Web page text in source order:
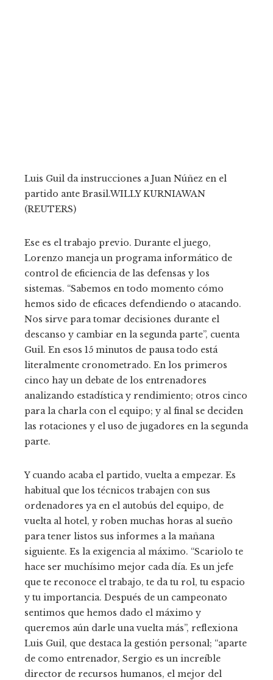
Luis Guil da instrucciones a Juan Núñez en el
partido ante Brasil.WILLY KURNIAWAN
(REUTERS)
Ese es el trabajo previo. Durante el juego,
Lorenzo maneja un programa informático de
control de eficiencia de las defensas y los
sistemas. “Sabemos en todo momento cómo
hemos sido de eficaces defendiendo o atacando.
Nos sirve para tomar decisiones durante el
descanso y cambiar en la segunda parte”, cuenta
Guil. En esos 15 minutos de pausa todo está
literalmente cronometrado. En los primeros
cinco hay un debate de los entrenadores
analizando estadística y rendimiento; otros cinco
para la charla con el equipo; y al final se deciden
las rotaciones y el uso de jugadores en la segunda
parte.
Y cuando acaba el partido, vuelta a empezar. Es
habitual que los técnicos trabajen con sus
ordenadores ya en el autobús del equipo, de
vuelta al hotel, y roben muchas horas al sueño
para tener listos sus informes a la mañana
siguiente. Es la exigencia al máximo. “Scariolo te
hace ser muchísimo mejor cada día. Es un jefe
que te reconoce el trabajo, te da tu rol, tu espacio
y tu importancia. Después de un campeonato
sentimos que hemos dado el máximo y
queremos aún darle una vuelta más”, reflexiona
Luis Guil, que destaca la gestión personal; “aparte
de como entrenador, Sergio es un increíble
director de recursos humanos, el mejor del